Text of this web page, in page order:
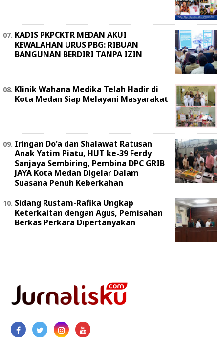
KADIS PKPCKTR MEDAN AKUI
KEWALAHAN URUS PBG: RIBUAN
BANGUNAN BERDIRI TANPA IZIN
Klinik Wahana Medika Telah Hadir di
Kota Medan Siap Melayani Masyarakat
Iringan Do'a dan Shalawat Ratusan
Anak Yatim Piatu, HUT ke-39 Ferdy
Sanjaya Sembiring, Pembina DPC GRIB
JAYA Kota Medan Digelar Dalam
Suasana Penuh Keberkahan
Sidang Rustam-Rafika Ungkap
Keterkaitan dengan Agus, Pemisahan
Berkas Perkara Dipertanyakan